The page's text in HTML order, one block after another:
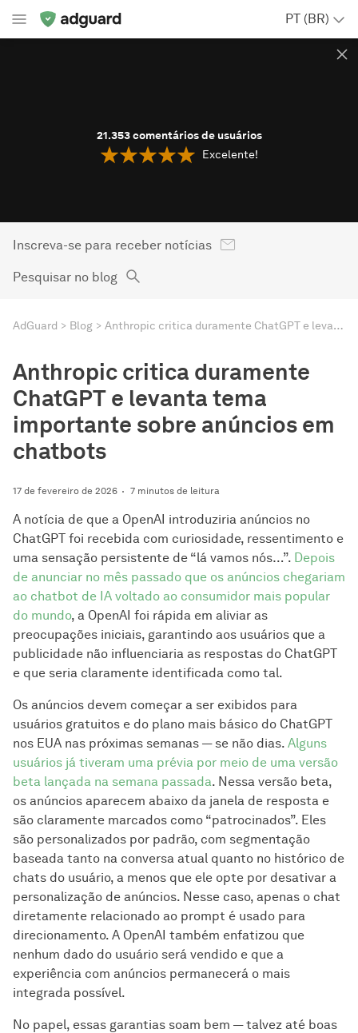
PT (BR)
21.353comentários de usuários
Excelente!
Inscreva-se para receber notícias
Pesquisar no blog
AdGuard Blog Anthropic critica duramente ChatGPT e levanta tema importante sobre anúncios em chatbots
Anthropic critica duramente
ChatGPT e levanta tema
importante sobre anúncios em
chatbots
17 de fevereiro de 2026 7 minutos de leitura
A notícia de que a OpenAI introduziria anúncios no
ChatGPT foi recebida com curiosidade, ressentimento e
uma sensação persistente de “lá vamos nós…”. Depois
de anunciar no mês passado que os anúncios chegariam
ao chatbot de IA voltado ao consumidor mais popular
do mundo, a OpenAI foi rápida em aliviar as
preocupações iniciais, garantindo aos usuários que a
publicidade não influenciaria as respostas do ChatGPT
e que seria claramente identificada como tal.
Os anúncios devem começar a ser exibidos para
usuários gratuitos e do plano mais básico do ChatGPT
nos EUA nas próximas semanas — se não dias. Alguns
usuários já tiveram uma prévia por meio de uma versão
beta lançada na semana passada. Nessa versão beta,
os anúncios aparecem abaixo da janela de resposta e
são claramente marcados como “patrocinados”. Eles
são personalizados por padrão, com segmentação
baseada tanto na conversa atual quanto no histórico de
chats do usuário, a menos que ele opte por desativar a
personalização de anúncios. Nesse caso, apenas o chat
diretamente relacionado ao prompt é usado para
direcionamento. A OpenAI também enfatizou que
nenhum dado do usuário será vendido e que a
experiência com anúncios permanecerá o mais
integrada possível.
No papel, essas garantias soam bem — talvez até boas